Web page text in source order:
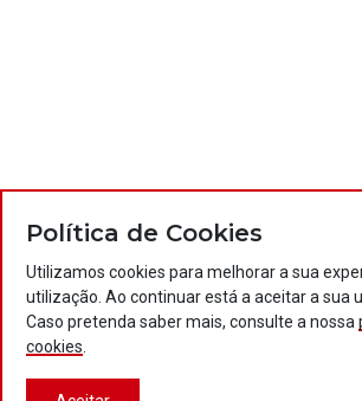
Política de Cookies
Utilizamos cookies para melhorar a sua
utilização. Ao continuar está a aceitar a sua
Caso pretenda saber mais, consulte a nossa
cookies